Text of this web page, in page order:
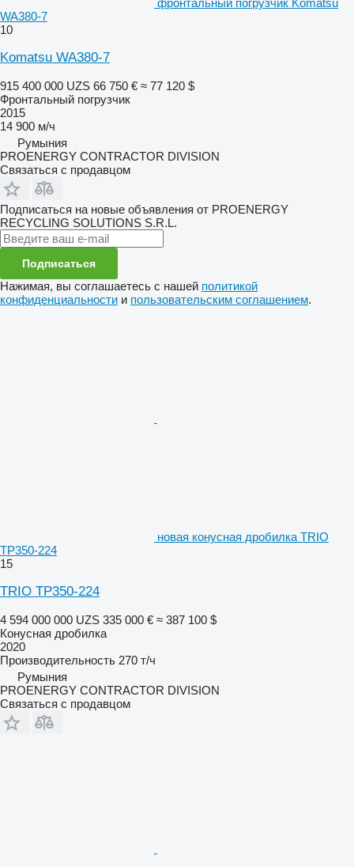
фронтальный погрузчик Komatsu
WA380-7
10
Komatsu WA380-7
915 400 000 UZS 66 750 € ≈ 77 120 $
Фронтальный погрузчик
2015
14 900 м/ч
Румыния
PROENERGY CONTRACTOR DIVISION
Связаться с продавцом
Подписаться на новые объявления от PROENERGY
RECYCLING SOLUTIONS S.R.L.
Подписаться
Нажимая, вы соглашаетесь с нашей политикой
конфиденциальности и пользовательским соглашением.
новая конусная дробилка TRIO
TP350-224
15
TRIO TP350-224
4 594 000 000 UZS 335 000 € ≈ 387 100 $
Конусная дробилка
2020
Производительность 270 т/ч
Румыния
PROENERGY CONTRACTOR DIVISION
Связаться с продавцом